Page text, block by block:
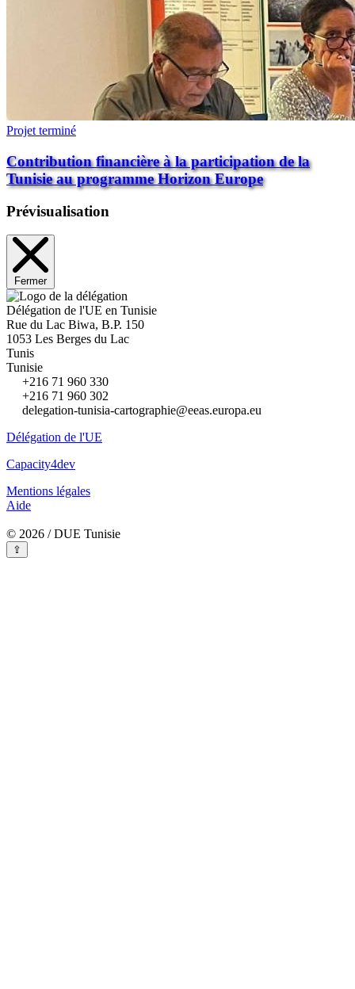
Projet terminé
Contribution financière à la participation de la
Tunisie au programme Horizon Europe
Prévisualisation
Fermer
Délégation de l'UE en Tunisie
Rue du Lac Biwa, B.P. 150
1053 Les Berges du Lac
Tunis
Tunisie
+216 71 960 330
+216 71 960 302
delegation-tunisia-cartographie@eeas.europa.eu
Délégation de l'UE
Capacity4dev
Mentions légales
Aide
© 2026 / DUE Tunisie
⇪